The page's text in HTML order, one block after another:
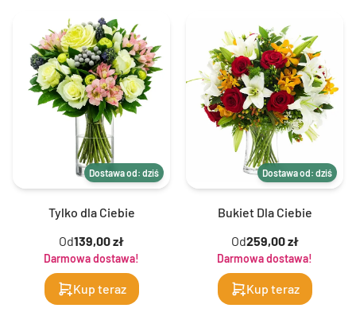
Dostawa od: dziś
Tylko dla Ciebie
Od139,00 zł
Darmowa dostawa!
Kup teraz
Dostawa od: dziś
Bukiet Dla Ciebie
Od259,00 zł
Darmowa dostawa!
Kup teraz